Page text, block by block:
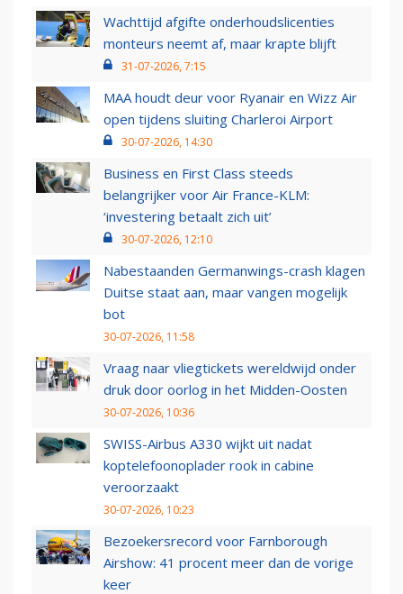
Wachttijd afgifte onderhoudslicenties
monteurs neemt af, maar krapte blijft
31-07-2026, 7:15
MAA houdt deur voor Ryanair en Wizz Air
open tijdens sluiting Charleroi Airport
30-07-2026, 14:30
Business en First Class steeds
belangrijker voor Air France-KLM:
‘investering betaalt zich uit’
30-07-2026, 12:10
Nabestaanden Germanwings-crash klagen
Duitse staat aan, maar vangen mogelijk
bot
30-07-2026, 11:58
Vraag naar vliegtickets wereldwijd onder
druk door oorlog in het Midden-Oosten
30-07-2026, 10:36
SWISS-Airbus A330 wijkt uit nadat
koptelefoonoplader rook in cabine
veroorzaakt
30-07-2026, 10:23
Bezoekersrecord voor Farnborough
Airshow: 41 procent meer dan de vorige
keer